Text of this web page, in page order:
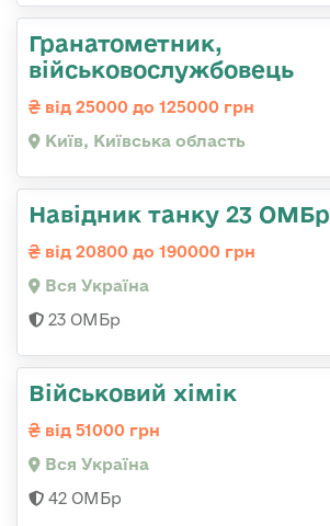
Гранатометник,
військовослужбовець
від 25000 до 125000 грн
Київ, Київська область
Навідник танку 23 ОМБр
від 20800 до 190000 грн
Вся Україна
23 ОМБр
Військовий хімік
від 51000 грн
Вся Україна
42 ОМБр